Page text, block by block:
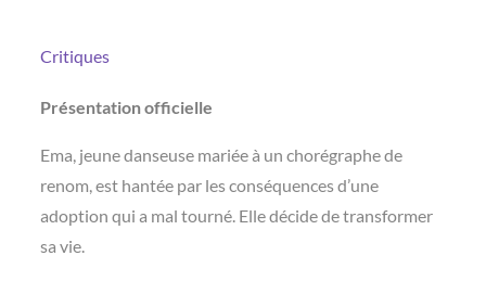
Critiques
Présentation officielle
Ema, jeune danseuse mariée à un chorégraphe de
renom, est hantée par les conséquences d’une
adoption qui a mal tourné. Elle décide de transformer
sa vie.